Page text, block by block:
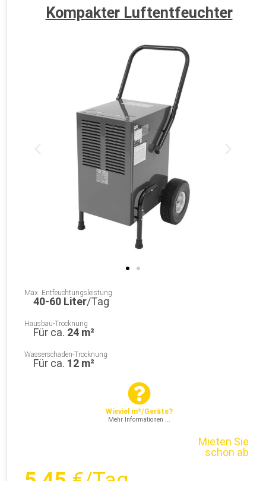
Kompakter Luftentfeuchter
Max. Entfeuchtungsleistung
40-60 Liter/Tag
Hausbau-Trocknung
Für ca. 24 m²
Wasserschaden-Trocknung
Für ca. 12 m²
Wieviel m²/Geräte?
Mehr Informationen ...
Mieten Sie
schon ab